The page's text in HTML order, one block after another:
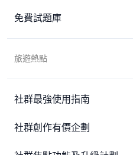
免費試題庫
旅遊熱點
社群最強使用指南
社群創作有價企劃